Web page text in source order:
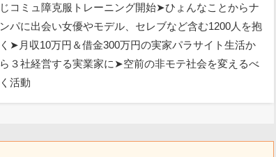
じコミュ障克服トレーニング開始➤ひょんなことからナ
ンパに出会い女優やモデル、セレブなど含む1200人を抱
く➤月収10万円＆借金300万円の実家パラサイト生活か
ら３社経営する実業家に➤空前の非モテ社会を変えるべ
く活動